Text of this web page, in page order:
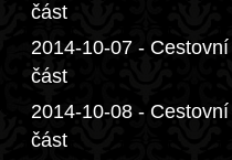
část
2014-10-07 -
část
2014-10-08 -
část